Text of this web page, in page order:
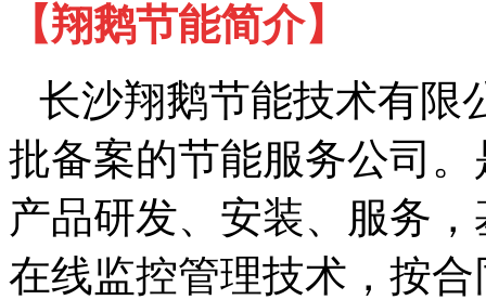
【翔鹅节能简介】
长沙翔鹅节能技术有限
批备案的节能服务公司
产品研发、安装、服务
在线监控管理技术，按